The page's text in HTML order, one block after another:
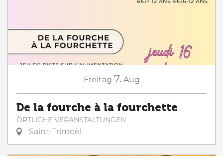
Freitag 7. Aug
De la fourche à la fourchette
ÖRTLICHE VERANSTALTUNGEN
Saint-Trimoël